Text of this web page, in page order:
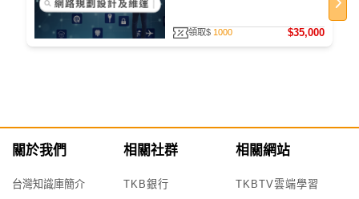
領取$ 1000 $35,000
關於我們
台灣知識庫簡介
相關社群
TKB銀行
相關網站
TKBTV雲端學習